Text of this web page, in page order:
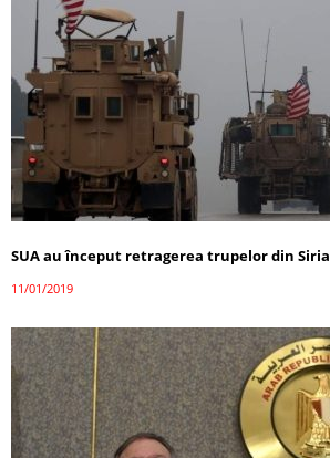
SUA au început retragerea trupelor din Siria
11/01/2019